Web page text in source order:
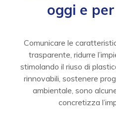
oggi e
Comunicare le
trasparente, ridurre
stimolando il riuso di
rinnovabili, sostenere
ambientale, sono
concretizza